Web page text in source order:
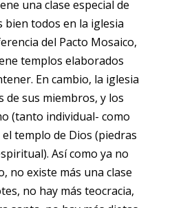
una clase especial de
bien todos en la iglesia
del Pacto Mosaico,
templos elaborados
En cambio, la iglesia
de sus miembros, y los
(tanto individual- como
templo de Dios (piedras
Así como ya no
no existe más una clase
no hay más teocracia,